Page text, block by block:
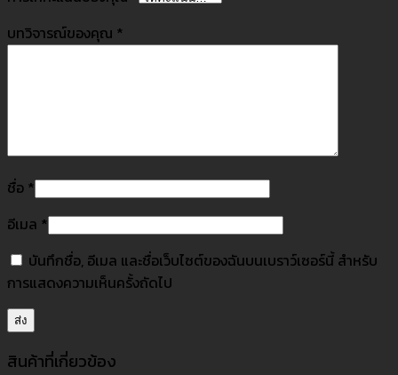
บทวิจารณ์ของคุณ *
ชื่อ *
อีเมล *
บันทึกชื่อ, อีเมล และชื่อเว็บไซต์ของฉันบนเบราว์เซอร์นี้ สำหรับ
การแสดงความเห็นครั้งถัดไป
สินค้าที่เกี่ยวข้อง